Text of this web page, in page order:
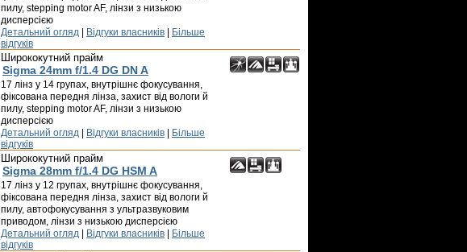
пилу, stepping motor AF, лінзи з низькою
дисперсією
Детальний огляд Відгуки власників
Більше
відгуків
Ширококутний прайм
Sigma 24mm f/1.4 DG DN A
17 лінз у 14 групах, внутрішнє фокусування,
фіксована передня лінза, захист від вологи й
пилу, stepping motor AF, лінзи з низькою
дисперсією
Детальний огляд Відгуки власників
Більше
відгуків
Ширококутний прайм
Sigma 28mm f/1.4 DG HSM A
17 лінз у 12 групах, внутрішнє фокусування,
фіксована передня лінза, захист від вологи й
пилу, автофокусування з ультразвуковим
приводом, лінзи з низькою дисперсією
Детальний огляд Відгуки власників
Більше
відгуків